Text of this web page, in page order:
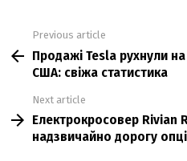
more
Previous article
Продажі Tesla рухнули
США: свіжа статистика
Next article
Електрокросовер Rivian
надзвичайно дорогу